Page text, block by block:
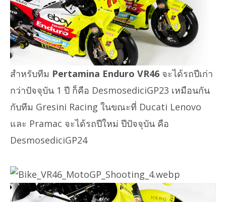
สำหรับทีม Pertamina Enduro VR46 จะได้รถปีเก่า
กว่าปัจจุบัน 1 ปี ก็คือ DesmosediciGP23 เหมือนกัน
กับทีม Gresini Racing ในขณะที่ Ducati Lenovo
และ Pramac จะได้รถปีใหม่ ปีปัจจุบัน คือ
DesmosediciGP24